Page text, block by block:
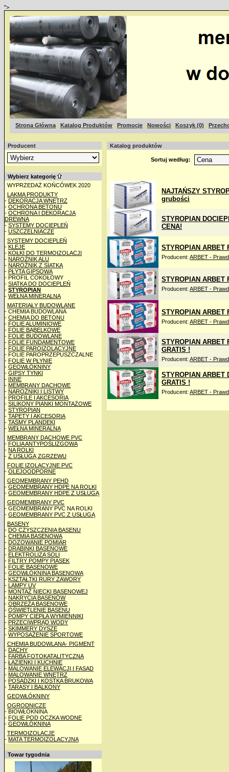
">
Strona Główna | Katalog Produktów | Promocje | Nowości | Koszyk (0) |
Producent
Wybierz kategorię
WYPRZEDAŻ KOŃCÓWEK 2020
LAKMA PRODUKTY
- DEKORACJA WNĘTRZ
- OCHRONA BETONU
- OCHRONA I DEKORACJA
DREWNA
- SYSTEMY DOCIEPLEŃ
- USZCZELNIACZE
SYSTEMY DOCIEPLEŃ
- KLEJE
- KOŁKI DO TERMOIZOLACJI
- NAROŻNIK ALU
- NAROŻNIK Z SIATKĄ
- PŁYTA GIPSOWA
- PROFIL COKOŁOWY
- SIATKA DO DOCIEPLEŃ
- STYROPIAN
- WEŁNA MINERALNA
MATERIAŁY BUDOWLANE
- CHEMIA BUDOWLANA
- CHEMIA DO BETONU
- FOLIE ALUMINIOWE
- FOLIE BĄBELKOWE
- FOLIE BUDOWLANE
- FOLIE FUNDAMENTOWE
- FOLIE PAROIZOLACYJNE
- FOLIE PAROPRZEPUSZCZALNE
- FOLIE W PŁYNIE
- GEOWŁÓKNINY
- GIPSY TYNKI
- INNE
- MEMBRANY DACHOWE
- NAROŻNIKI I LISTWY
- PROFILE I AKCESORIA
- SILIKONY PIANKI MONTAŻOWE
- STYROPIAN
- TAPETY I AKCESORIA
- TAŚMY PLANDEKI
- WEŁNA MINERALNA
MEMBRANY DACHOWE PVC
- FOLIA ANTYPOŚLIZGOWA
- NA ROLKI
- Z USŁUGĄ ZGRZEWU
FOLIE IZOLACYJNE PVC
- OLEJOODPORNE
GEOMEMBRANY PEHD
- GEOMEMBRANY HDPE NA ROLKI
- GEOMEMBRANY HDPE Z USŁUGĄ
GEOMEMBRANY PVC
- GEOMEMBRANY PVC NA ROLKI
- GEOMEMBRANY PVC Z USŁUGĄ
BASENY
- DO CZYSZCZENIA BASENU
- CHEMIA BASENOWA
- DOZOWANIE POMIAR
- DRABINKI BASENOWE
- ELEKTROLIZA SOLI
- FILTRY POMPY PIASEK
- FOLIE BASENOWE
- GEOWŁÓKNINA BASENOWA
- KSZTAŁTKI RURY ZAWORY
- LAMPY UV
- MONTAŻ NIECKI BASENOWEJ
- NAKRYCIA BASENÓW
- OBRZEŻA BASENOWE
- OŚWIETLENIE BASENU
- POMPY CIEPŁA WYMIENNIKI
- PRZECIWPRĄD WODY
- SKIMMERY DYSZE
- WYPOSAŻENIE SPORTOWE
CHEMIA BUDOWLANA- PIGMENT
- DACHY
- FARBA FOTOKATALITYCZNA
- ŁAZIENKI I KUCHNIE
- MALOWANIE ELEWACJI I FASAD
- MALOWANIE WNĘTRZ
- POSADZKI I KOSTKA BRUKOWA
- TARASY I BALKONY
GEOWŁÓKNINY
OGRODNICZE
- BIOWŁÓKNINA
- FOLIE POD OCZKA WODNE
- GEOWŁÓKNINA
TERMOIZOLACJE
- MATA TERMOIZOLACYJNA
Towar tygodnia
Katalog produktów
Sortuj według:
NAJTAŃSZY
grubości
STYROPIAN
CENA!
STYROPIAN ARBET
Producent: ARBET -
STYROPIAN ARBET
Producent: ARBET -
STYROPIAN ARBET
Producent: ARBET -
STYROPIAN ARBET
GRATIS !
Producent: ARBET -
STYROPIAN ARBET
GRATIS !
Producent: ARBET -